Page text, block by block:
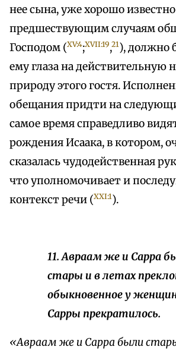
нее сына, уже хорошо
предшествующим случаям
Господом (XV:4;XVII:19,21), должно
ему глаза на действительную
природу этого гостя.
обещания придти на
самое время справедливо
рождения Исаака, в котором,
сказалась чудодейственная
что уполномочивает и
контекст речи (XXI:1).
11. Авраам же и Сарра
стары и в летах
обыкновенное у
Сарры прекратилось.
«Авраам же и Сарра были